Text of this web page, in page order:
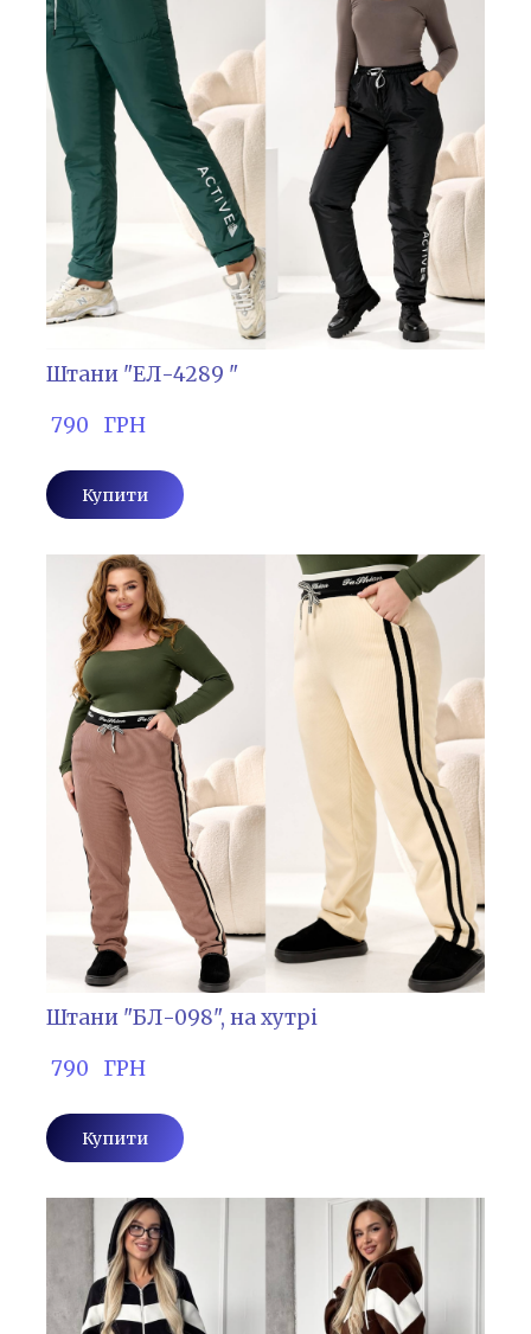
Штани "ЕЛ-4289 "
790   ГРН
Купити
Штани "БЛ-098", на хутрі
790   ГРН
Купити